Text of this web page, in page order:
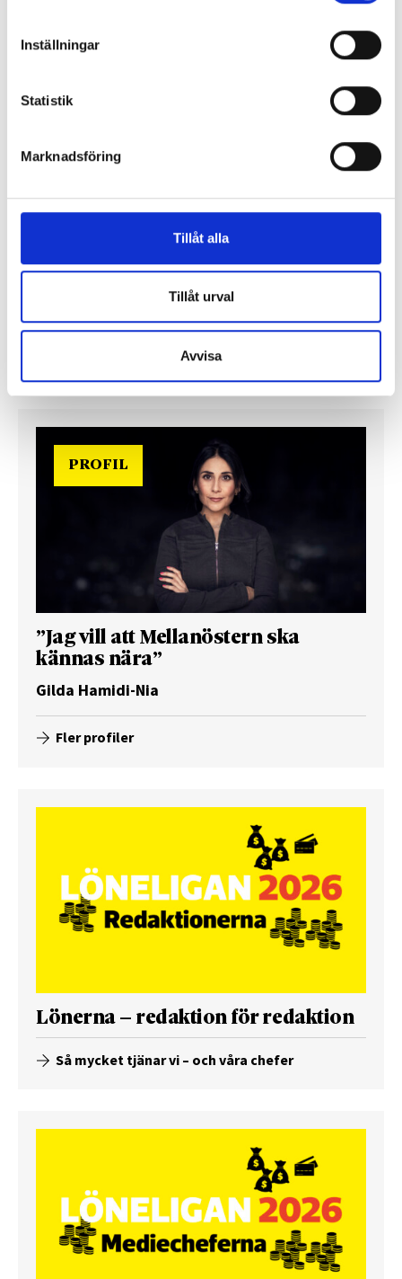
Inställningar
Statistik
Marknadsföring
Tillåt alla
Tillåt urval
Avvisa
infrastruktur”
Replik: ”Public service-bolagen behöver Tiktok och
”Public service behöver återta ägandet från
Replik: ”Tv-mediet har svårare att bära verklig
PROFIL
”Jag vill att Mellanöstern ska
kännas nära”
Gilda Hamidi-Nia
Fler profiler
Lönerna – redaktion för redaktion
Så mycket tjänar vi – och våra chefer